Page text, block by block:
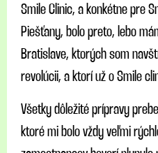
Smile Clinic, a konkétne pre
Piešťany, bolo preto, lebo
Bratislave, ktorých som
revolúcii, a ktorí už o Smile
Všetky dôležité prípravy
ktoré mi bolo vždy veľmi